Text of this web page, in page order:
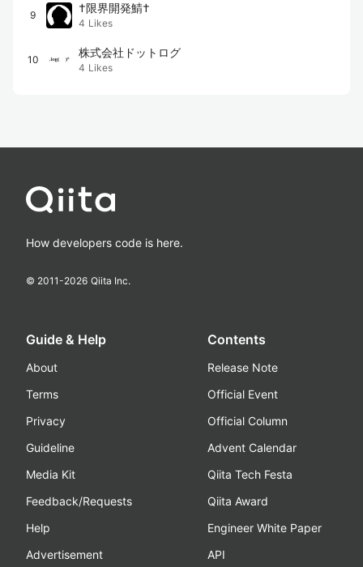
9
†限界開発鯖†
4 Likes
10
株式会社ドットログ
4 Likes
How developers code is here.
© 2011-2026 Qiita Inc.
Guide & Help
About
Terms
Privacy
Guideline
Media Kit
Feedback/Requests
Help
Advertisement
Contents
Release Note
Official Event
Official Column
Advent Calendar
Qiita Tech Festa
Qiita Award
Engineer White Paper
API